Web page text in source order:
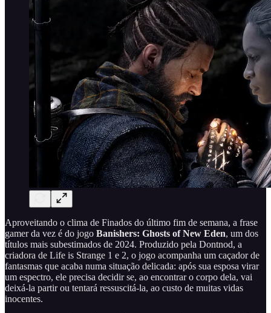
Aproveitando o clima de Finados do último fim de semana, a frase
gamer da vez é do jogo Banishers: Ghosts of New Eden, um dos
títulos mais subestimados de 2024. Produzido pela Dontnod, a
criadora de Life is Strange 1 e 2, o jogo acompanha um caçador de
fantasmas que acaba numa situação delicada: após sua esposa virar
um espectro, ele precisa decidir se, ao encontrar o corpo dela, vai
deixá-la partir ou tentará ressuscitá-la, ao custo de muitas vidas
inocentes.